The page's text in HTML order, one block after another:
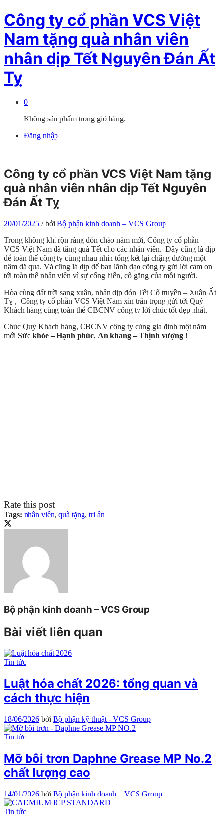
Công ty cổ phần VCS Việt
Nam tặng quà nhân viên
nhân dịp Tết Nguyên Đán Ất
Tỵ
0
Không sản phẩm trong giỏ hàng.
Đăng nhập
Công ty cổ phần VCS Việt Nam tặng
quà nhân viên nhân dịp Tết Nguyên
Đán Ất Tỵ
20/01/2025 /bởi Bộ phận kinh doanh – VCS Group
Trong không khí rộn ràng đón chào năm mới, Công ty cổ phần
VCS Việt Nam đã tăng quà Tết cho các nhân viên. Đây cũng là dịp
để toàn thể công ty cùng nhau nhìn tổng kết lại chặng đường một
năm đã qua. Và cũng là dịp để ban lãnh đạo công ty gửi lời cảm ơn
tới toàn thể nhân viên vì sự cống hiến, cố gắng của mỗi người.
Hòa cùng đất trời sang xuân, nhân dịp đón Tết Cổ truyền – Xuân Ất
Tỵ , Công ty cổ phần VCS Việt Nam xin trân trọng gửi tới Quý
Khách hàng cùng toàn thể CBCNV công ty lời chúc tốt đẹp nhất.
Chúc Quý Khách hàng, CBCNV công ty cùng gia đình một năm
mới Sức khỏe – Hạnh phúc, An khang – Thịnh vượng !
Rate this post
Tags: nhân viên, quà tặng, tri ân
Bộ phận kinh doanh – VCS Group
Bài viết liên quan
Tin tức
Luật hóa chất 2026: tổng quan và
cách thực hiện
18/06/2026 bởi Bộ phận kỹ thuật - VCS Group
Tin tức
Mỡ bôi trơn Daphne Grease MP No.2
chất lượng cao
14/01/2026 bởi Bộ phận kinh doanh – VCS Group
Tin tức